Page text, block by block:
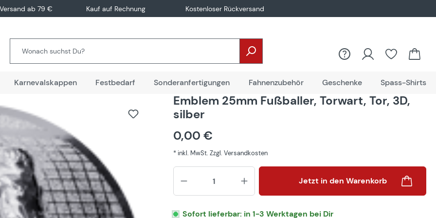
ab 79 € Kauf auf Rechnung Kostenloser Rückversand
Karnevalskappen Festbedarf Sonderanfertigungen Fahnenzubehör Geschenke Spass-Shirts
Emblem 25mm Fußballer, Torwart, Tor, 3D,
silber
0,00 €
* inkl. MwSt. Zzgl. Versandkosten
Produkt Anzahl: Gib den
Jetzt in den Warenkorb
Sofort lieferbar: in 1-3 Werktagen bei Dir